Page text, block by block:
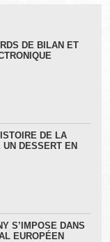
DE BILAN ET
DE LA
DESSERT EN
S’IMPOSE DANS
EUROPÉEN